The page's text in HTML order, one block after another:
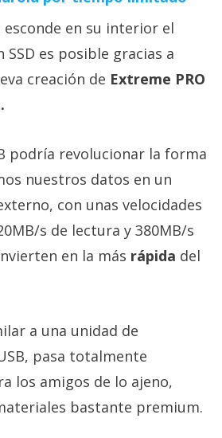
en su interior el
es posible gracias a
creación de Extreme PRO
podría revolucionar la forma
nuestros datos en un
con unas velocidades
s de lectura y 380MB/s
en la más rápida del
a una unidad de
pasa totalmente
los amigos de lo ajeno,
bastante premium.